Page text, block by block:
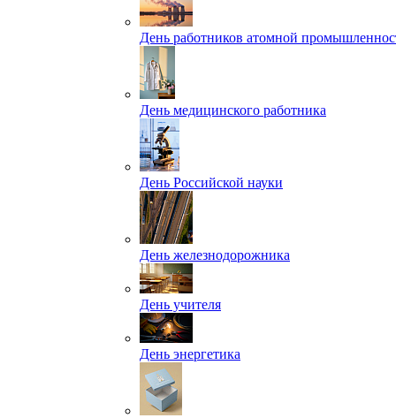
День работников атомной
День медицинского работника
День Российской науки
День железнодорожника
День учителя
День энергетика